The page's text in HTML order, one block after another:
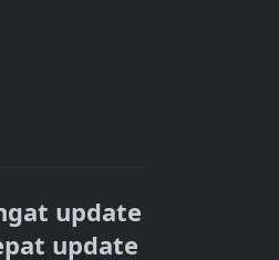
update
update